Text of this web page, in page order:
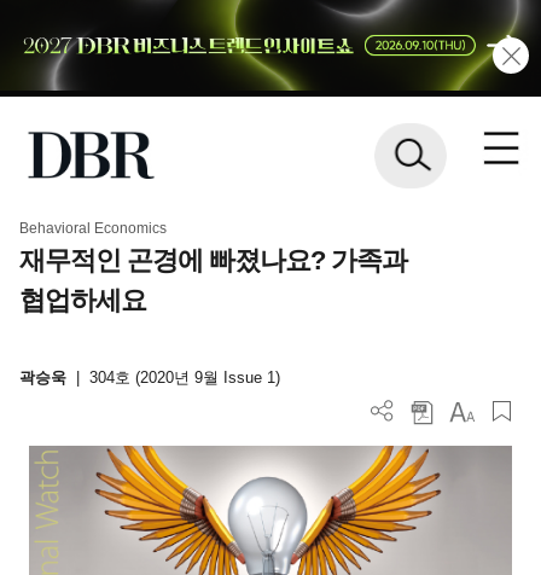
Behavioral Economics
재무적인 곤경에 빠졌나요? 가족과
협업하세요
곽승욱 304호 (2020년 9월 Issue 1)